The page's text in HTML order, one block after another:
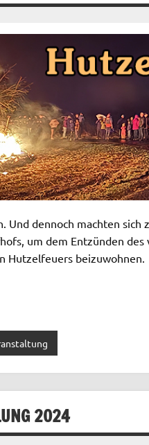
Und dennoch machten
um dem Entzünden
Hutzelfeuers beizuwohnen.
2024